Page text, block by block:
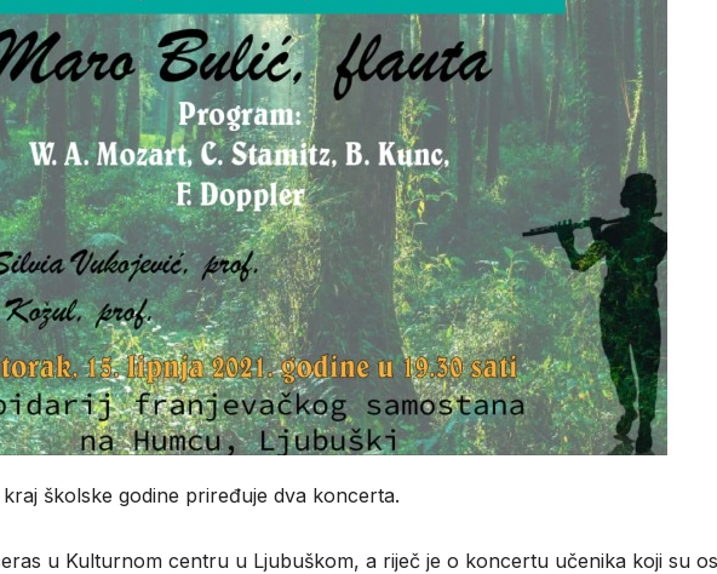
školske godine priređuje dva koncerta.
u Kulturnom centru u Ljubuškom, a riječ je o koncertu učenika koji su